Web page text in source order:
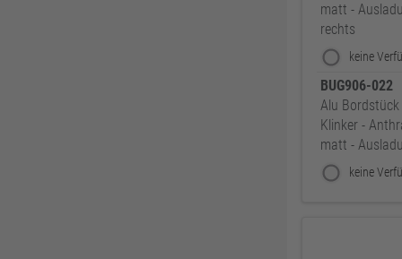
matt -
rechts
BUG906-022
Alu
Klinker -
matt -